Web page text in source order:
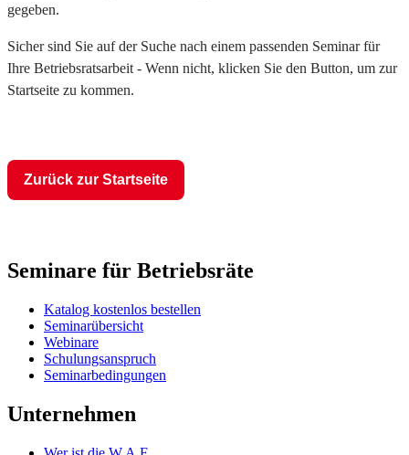
gegeben.
Sicher sind Sie auf der Suche nach einem passenden Seminar für
Ihre Betriebsratsarbeit - Wenn nicht, klicken Sie den Button, um zur
Startseite zu kommen.
Zurück zur Startseite
Seminare für Betriebsräte
Katalog kostenlos bestellen
Seminarübersicht
Webinare
Schulungsanspruch
Seminarbedingungen
Unternehmen